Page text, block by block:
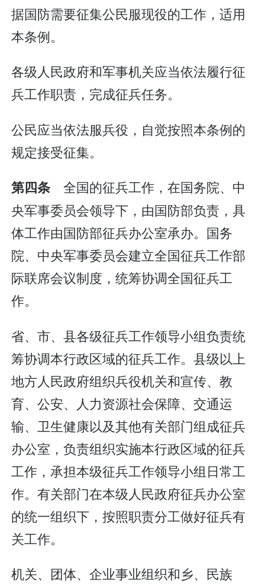
据国防需要征集公民服现役的工作，适用
本条例。
各级人民政府和军事机关应当依法履行征
兵工作职责，完成征兵任务。
公民应当依法服兵役，自觉按照本条例的
规定接受征集。
第四条 全国的征兵工作，在国务院、中
央军事委员会领导下，由国防部负责，具
体工作由国防部征兵办公室承办。国务
院、中央军事委员会建立全国征兵工作部
际联席会议制度，统筹协调全国征兵工
作。
省、市、县各级征兵工作领导小组负责统
筹协调本行政区域的征兵工作。县级以上
地方人民政府组织兵役机关和宣传、教
育、公安、人力资源社会保障、交通运
输、卫生健康以及其他有关部门组成征兵
办公室，负责组织实施本行政区域的征兵
工作，承担本级征兵工作领导小组日常工
作。有关部门在本级人民政府征兵办公室
的统一组织下，按照职责分工做好征兵有
关工作。
机关、团体、企业事业组织和乡、民族